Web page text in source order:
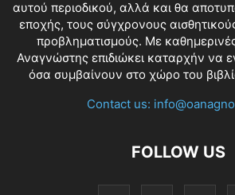
αυτού περιοδικού, αλλά και θα
εποχής, τους σύγχρονους
προβληματισμούς. Με
Αναγνώστης επιδιώκει καταρχήν να
όσα συμβαίνουν στο χώρο του
Contact us:
FOLLOW US